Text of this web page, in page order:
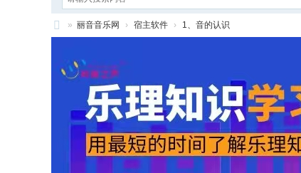
相册 分享 记录
» 丽音音乐网 › 宿主软件 › 1、音的认识